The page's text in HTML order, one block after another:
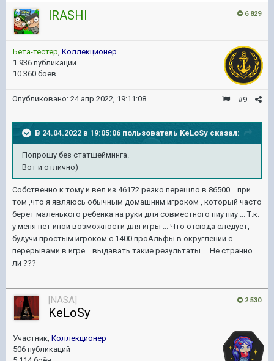
6 829
lRASHl
Бета-тестер, Коллекционер
1 936 публикаций
10 360 боёв
#9
Опубликовано: 24 апр 2022, 19:11:08
В 24.04.2022 в 19:05:06 пользователь KeLoSy сказал:
Попрошу без статшейминга.
Вот и отлично)
Собственно к тому и вел из 46172 резко перешло в 86500 .. при
том ,что я являюсь обычным домашним игроком , который часто
берет маленького ребенка на руки для совместного пиу пиу ... Т.к.
у меня нет иной возможности для игры ... Что отсюда следует,
будучи простым игроком с 1400 проАльфы в округлении с
перерывами в игре ...выдавать такие результаты.... Не странно
ли ???
2 530
[NASA]
KeLoSy
Участник, Коллекционер
506 публикаций